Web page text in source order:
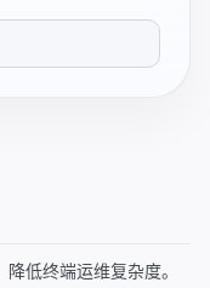
低终端运维复杂度。